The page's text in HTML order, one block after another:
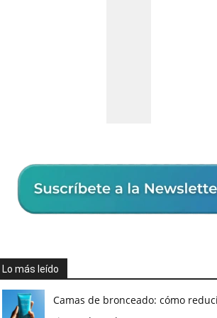
Lo más leído
Camas de bronceado: cómo